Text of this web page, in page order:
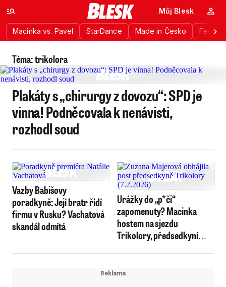
Macinka vs. Pavel StarDance Made in Česko
Můj Blesk
Téma: trikolora
Plakáty s „chirurgy z dovozu“: SPD je
vinna! Podněcovala k nenávisti,
rozhodl soud
Vazby Babišovy
poradkyně: Její bratr řídí
firmu v Rusku? Vachatová
skandál odmítá
Urážky do „p*či“
zapomenuty? Macinka
hostem na sjezdu
Trikolory, předsedkyní